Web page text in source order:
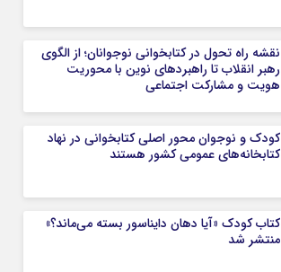
نقشه راه تحول در کتابخوانی نوجوانان؛ از الگوی
رهبر انقلاب تا راهبردهای نوین با محوریت
هویت و مشارکت اجتماعی
کودک و نوجوان محور اصلی کتابخوانی در نهاد
کتابخانه‌های عمومی کشور هستند
کتاب کودک «آیا دهان دایناسور بسته می‌ماند؟»
منتشر شد